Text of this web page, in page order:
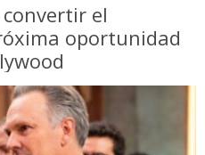
el
oportunidad